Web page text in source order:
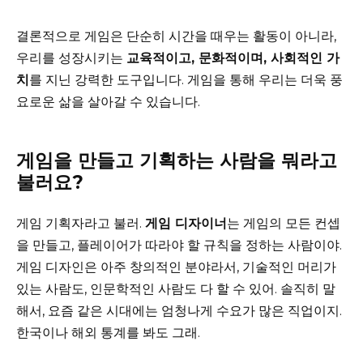
결론적으로 게임은 단순히 시간을 때우는 활동이 아니라,
우리를 성장시키는 교육적이고, 문화적이며, 사회적인 가
치 를 지닌 강력한 도구입니다. 게임을 통해 우리는 더욱 풍
요로운 삶을 살아갈 수 있습니다.
게임을 만들고 기획하는 사람을 뭐라고
불러요?
게임 기획자라고 불러. 게임 디자이너 는 게임의 모든 컨셉
을 만들고, 플레이어가 따라야 할 규칙을 정하는 사람이야.
게임 디자인은 아주 창의적인 분야라서, 기술적인 머리가
있는 사람도, 인문학적인 사람도 다 할 수 있어. 솔직히 말
해서, 요즘 같은 시대에는 엄청나게 수요가 많은 직업이지.
한국이나 해외 통계를 봐도 그래.